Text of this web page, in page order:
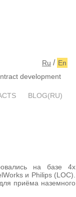
Ru / En
development
BLOG(RU)
на базе 4х
и Philips (LOC).
приёма наземного